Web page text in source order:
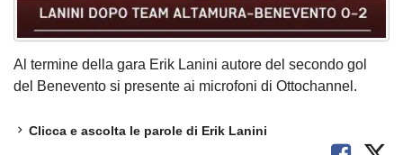
Al termine della gara Erik Lanini autore del secondo gol
del Benevento si presente ai microfoni di Ottochannel.
Clicca e ascolta le parole di Erik Lanini